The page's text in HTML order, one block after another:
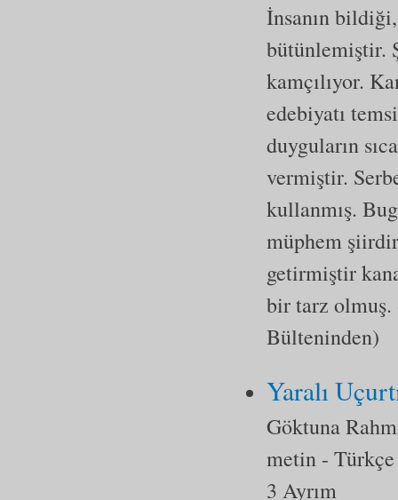
İnsanın
bütünlemiştir.
kamçılıyor.
edebiyatı
duyguların
vermiştir.
kullanmış.
müphem şiirdir
getirmiştir
bir tarz olmuş.
Bülteninden)
Yaralı
Göktuna
metin - Türkçe
3 Ayrım